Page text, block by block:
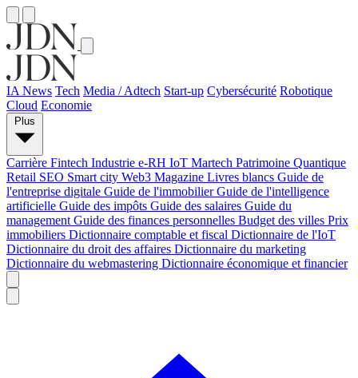
IA News Tech Media / Adtech Start-up Cybersécurité Robotique
Cloud Economie
Plus
Carrière Fintech Industrie e-RH IoT Martech Patrimoine Quantique
Retail SEO Smart city Web3 Magazine Livres blancs Guide de
l'entreprise digitale Guide de l'immobilierGuide de l'intelligence
artificielle Guide des impôts Guide des salaires Guide du
management Guide des finances personnelles Budget des villes Prix
immobiliers Dictionnaire comptable et fiscal Dictionnaire de l'IoT
Dictionnaire du droit des affaires Dictionnaire du marketing
Dictionnaire du webmastering Dictionnaire économique et financier